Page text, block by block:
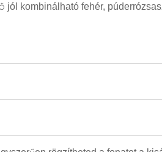
jól kombinálható fehér,